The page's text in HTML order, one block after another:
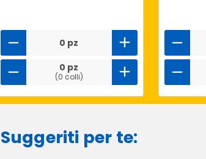
0 pz
0 pz
(0 colli)
Suggeriti per te: